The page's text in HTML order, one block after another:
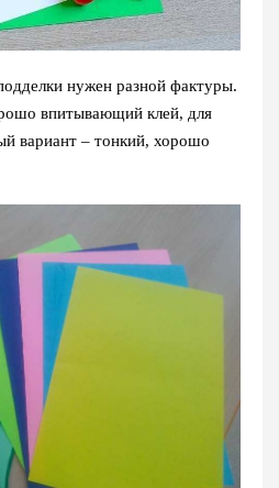
нужен разной фактуры.
впитывающий клей, для
вариант – тонкий, хорошо